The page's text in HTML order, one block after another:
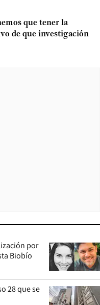
que tener la
de que investigación
por
Biobío
28 que se